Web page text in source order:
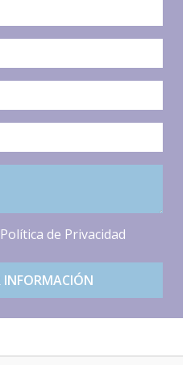
Política de Privacidad